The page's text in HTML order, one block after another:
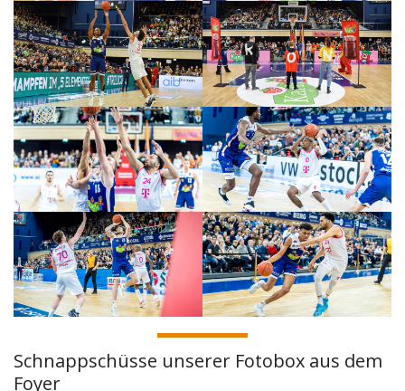
Schnappschüsse unserer Fotobox aus dem
Foyer